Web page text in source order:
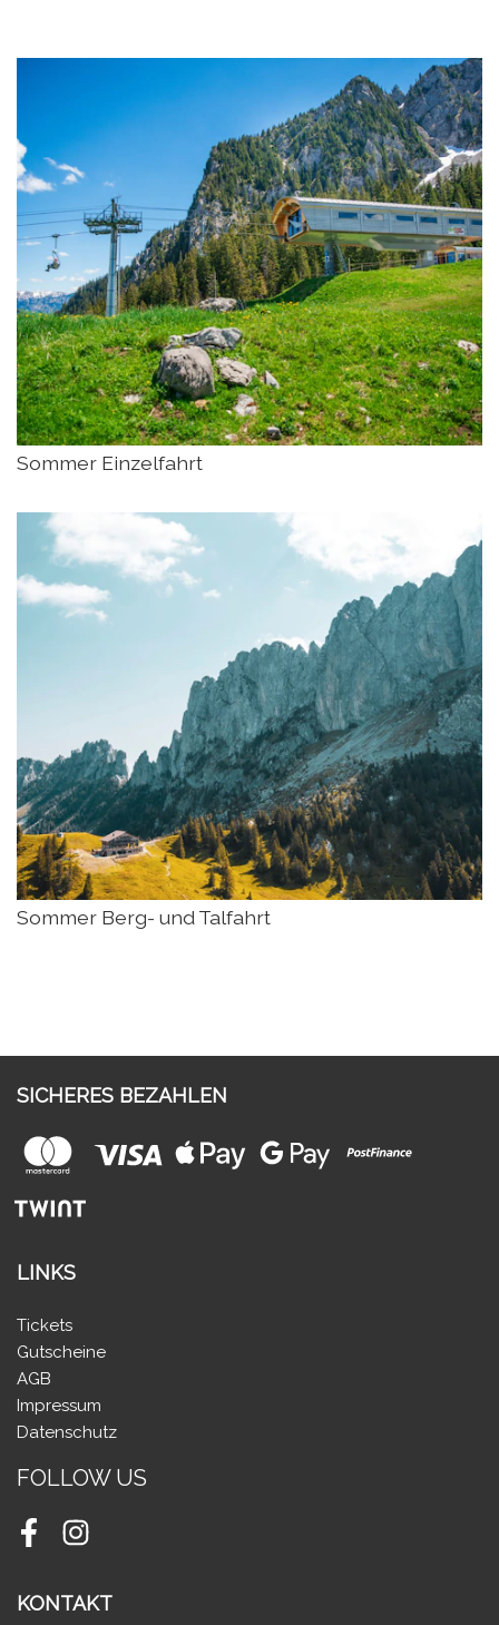
Sommer Einzelfahrt
Sommer Berg- und Talfahrt
SICHERES BEZAHLEN
LINKS
Tickets
Gutscheine
AGB
Impressum
Datenschutz
FOLLOW US
FacebookInstagram
KONTAKT